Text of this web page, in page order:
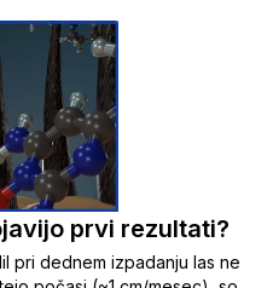
prvi rezultati?
pri dednem izpadanju las ne